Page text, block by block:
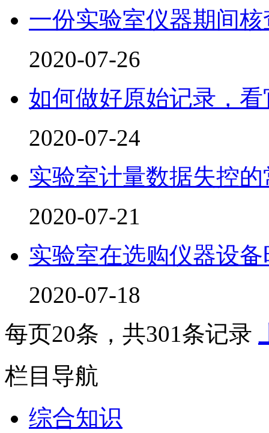
一份实验室仪器期间
2020-07-26
如何做好原始记录，
2020-07-24
实验室计量数据失控
2020-07-21
实验室在选购仪器设
2020-07-18
每页20条，共301条记录
栏目导航
综合知识